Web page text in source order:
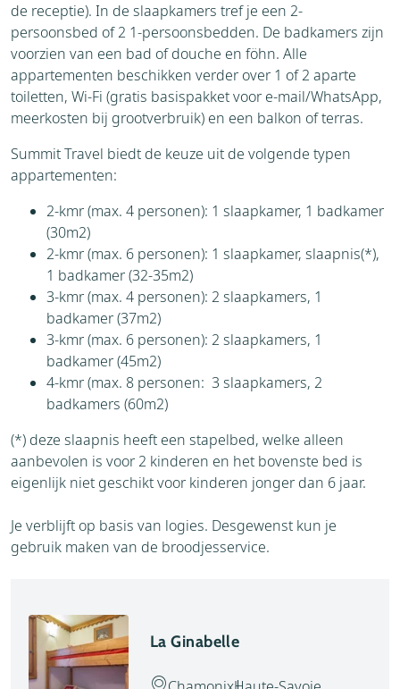
de receptie). In de slaapkamers tref je een 2-
persoonsbed of 2 1-persoonsbedden. De badkamers zijn
voorzien van een bad of douche en föhn. Alle
appartementen beschikken verder over 1 of 2 aparte
toiletten, Wi-Fi (gratis basispakket voor e-mail/WhatsApp,
meerkosten bij grootverbruik) en een balkon of terras.
Summit Travel biedt de keuze uit de volgende typen
appartementen:
2-kmr (max. 4 personen): 1 slaapkamer, 1 badkamer
(30m2)
2-kmr (max. 6 personen): 1 slaapkamer, slaapnis(*),
1 badkamer (32-35m2)
3-kmr (max. 4 personen): 2 slaapkamers, 1
badkamer (37m2)
3-kmr (max. 6 personen): 2 slaapkamers, 1
badkamer (45m2)
4-kmr (max. 8 personen: 3 slaapkamers, 2
badkamers (60m2)
(*) deze slaapnis heeft een stapelbed, welke alleen
aanbevolen is voor 2 kinderen en het bovenste bed is
eigenlijk niet geschikt voor kinderen jonger dan 6 jaar.
Je verblijft op basis van logies. Desgewenst kun je
gebruik maken van de broodjesservice.
La Ginabelle